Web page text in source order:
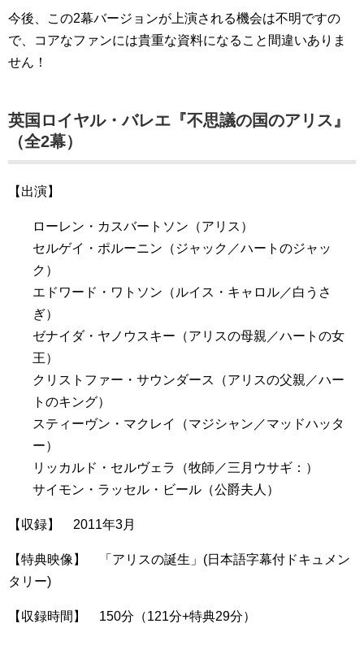
今後、この2幕バージョンが上演される機会は不明ですの
で、コアなファンには貴重な資料になること間違いありま
せん！
英国ロイヤル・バレエ『不思議の国のアリス』
（全2幕）
【出演】
ローレン・カスバートソン（アリス）
セルゲイ・ポルーニン（ジャック／ハートのジャッ
ク）
エドワード・ワトソン（ルイス・キャロル／白うさ
ぎ）
ゼナイダ・ヤノウスキー（アリスの母親／ハートの女
王）
クリストファー・サウンダース（アリスの父親／ハー
トのキング）
スティーヴン・マクレイ（マジシャン／マッドハッタ
ー）
リッカルド・セルヴェラ（牧師／三月ウサギ：）
サイモン・ラッセル・ビール（公爵夫人）
【収録】 2011年3月
【特典映像】 「アリスの誕生」(日本語字幕付ドキュメン
タリー)
【収録時間】 150分（121分+特典29分）